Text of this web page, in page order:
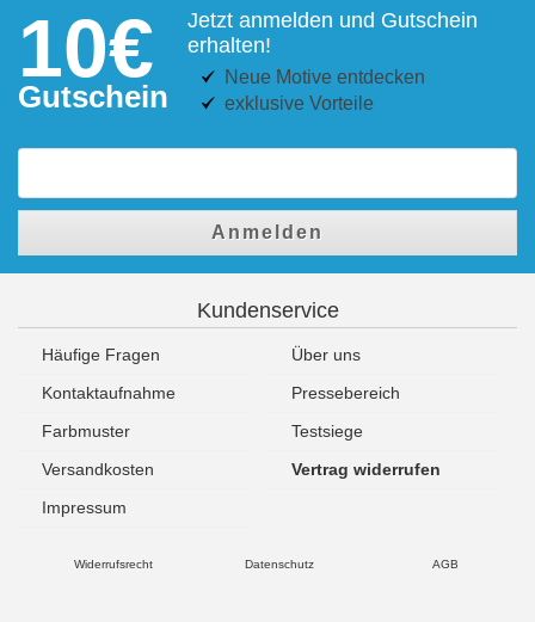
10€
Gutschein
Jetzt anmelden und Gutschein
erhalten!
Neue Motive entdecken
exklusive Vorteile
Anmelden
Kundenservice
Häufige Fragen
Über uns
Kontaktaufnahme
Pressebereich
Farbmuster
Testsiege
Versandkosten
Vertrag widerrufen
Impressum
Widerrufsrecht Datenschutz AGB